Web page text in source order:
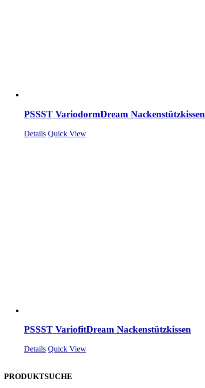
PSSST VariodormDream Nackenstützkissen
Details Quick View
PSSST VariofitDream Nackenstützkissen
Details Quick View
PRODUKTSUCHE